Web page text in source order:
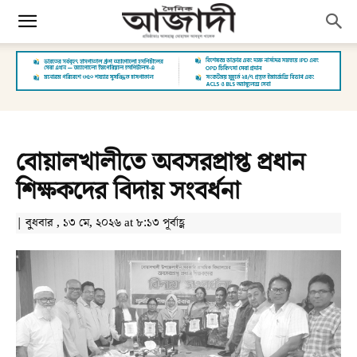
বোয়ালখালীতে অবসরপ্রাপ্ত প্রধান
শিক্ষকদের বিদায় সংবর্ধনা
| বুধবার , ১৩ মে, ২০২৬ at ৮:১৩ পূর্বাহ্ণ